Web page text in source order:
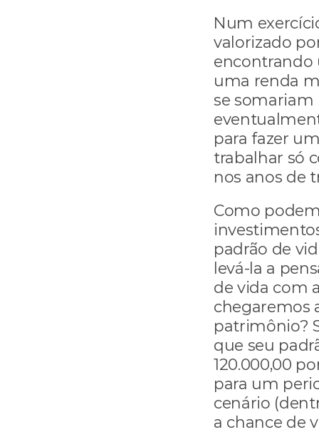
Num
valorizado
encontrando
uma renda
se somariam
para fazer
trabalhar só
nos anos de
Como
padrão de
levá-la a
de vida com
chegaremos
patrimônio?
que seu
120.000,00
para um
cenário
a chance de